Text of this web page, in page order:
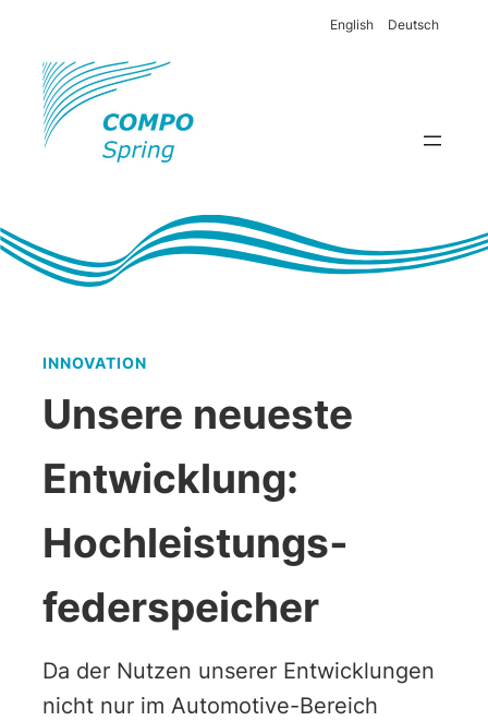
English Deutsch
INNOVATION
Unsere neueste
Entwicklung:
Hochleistungs­
feder­speicher
Da der Nutzen unserer Entwicklungen
nicht nur im Automotive-Bereich